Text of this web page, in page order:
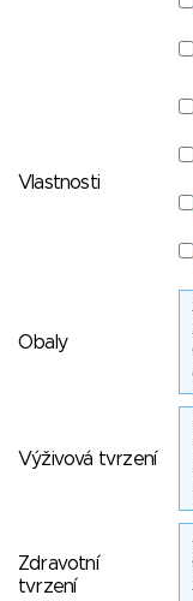
Vlastnosti
Obaly
Výživová tvrzení
Zdravotní
tvrzení